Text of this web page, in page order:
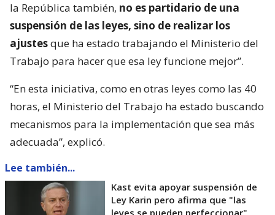
la República también, no es partidario de una
suspensión de las leyes, sino de realizar los
ajustesque ha estado trabajando el Ministerio del
Trabajo para hacer que esa ley funcione mejor”.
“En esta iniciativa, como en otras leyes como las 40
horas, el Ministerio del Trabajo ha estado buscando
mecanismos para la implementación que sea más
adecuada”, explicó.
Lee también...
Kast evita apoyar suspensión de
Ley Karin pero afirma que "las